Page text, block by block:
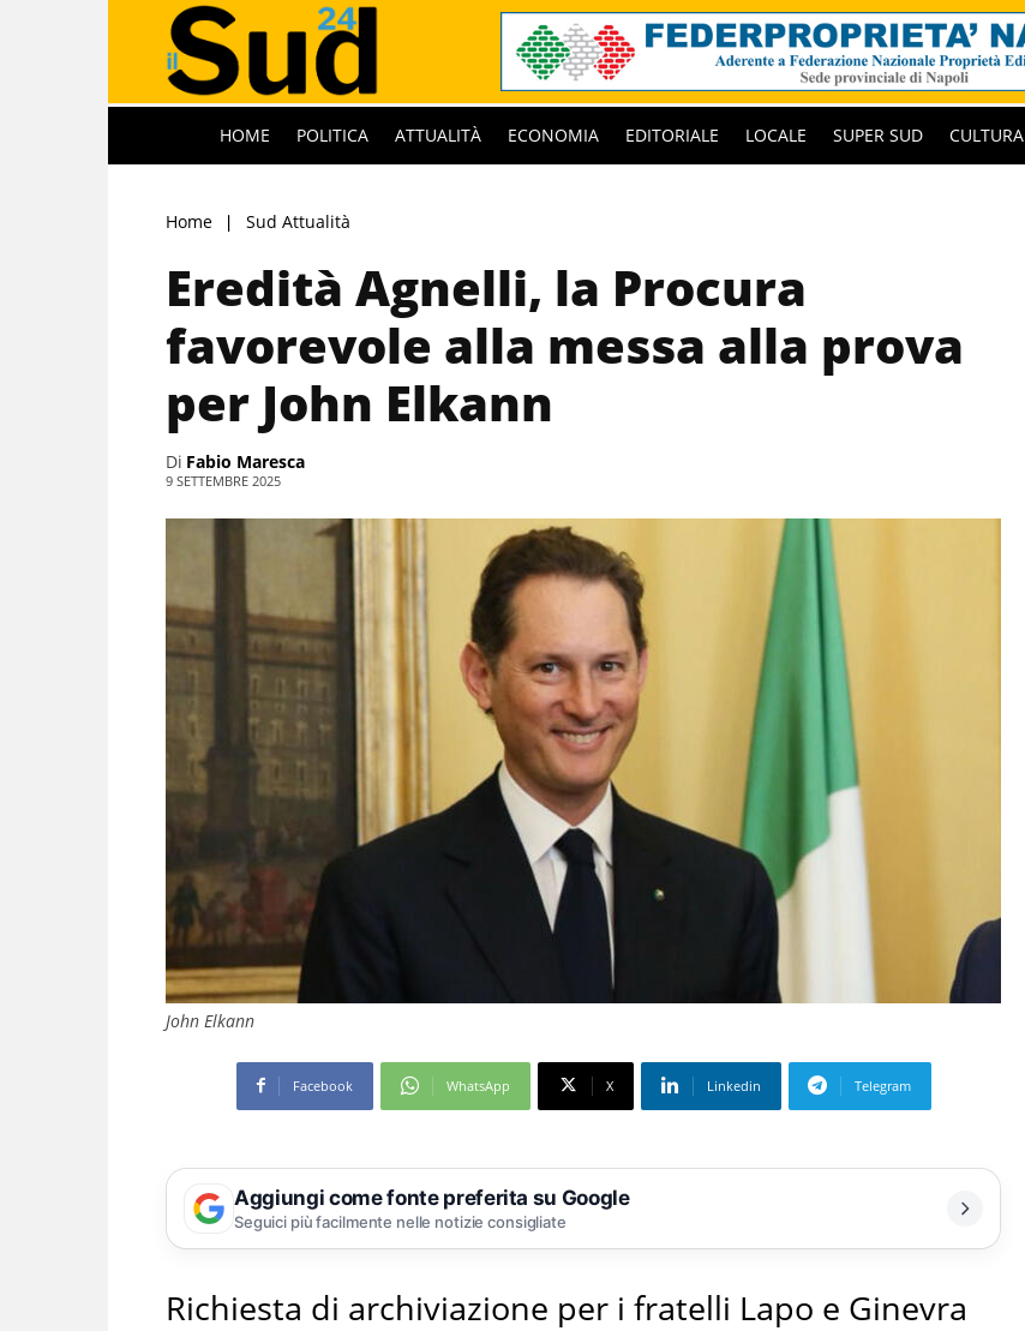
HOME POLITICA ATTUALITÀ ECONOMIA EDITORIALE LOCALE SUPER SUD CULTURA
Home Sud Attualità
Eredità Agnelli, la Procura
favorevole alla messa alla prova
per John Elkann
Di Fabio Maresca
9 SETTEMBRE 2025
John Elkann
Facebook WhatsApp X Linkedin Telegram
Aggiungi come fonte preferita su Google
Seguici più facilmente nelle notizie consigliate
Richiesta di archiviazione per i fratelli Lapo e Ginevra